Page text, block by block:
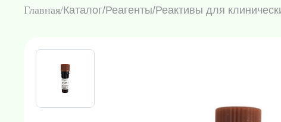
Главная Каталог/Реагенты/Реактивы для